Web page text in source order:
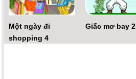
Một ngày đi
shopping 4
Giấc mơ bay 2